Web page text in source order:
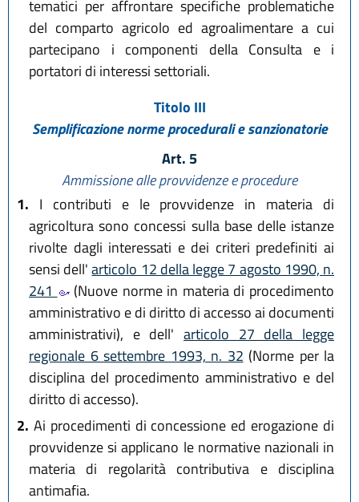
tematici per affrontare specifiche problematiche
del comparto agricolo ed agroalimentare a cui
partecipano i componenti della Consulta e i
portatori di interessi settoriali.
Titolo III
Semplificazione norme procedurali e sanzionatorie
Art. 5
Ammissione alle provvidenze e procedure
1. I contributi e le provvidenze in materia di
agricoltura sono concessi sulla base delle istanze
rivolte dagli interessati e dei criteri predefiniti ai
sensi dell'articolo 12 della legge 7 agosto 1990, n.
241
(Nuove norme in materia di procedimento
amministrativo e di diritto di accesso ai documenti
amministrativi), e dell' articolo 27 della legge
regionale 6 settembre 1993, n. 32 (Norme per la
disciplina del procedimento amministrativo e del
diritto di accesso).
2. Ai procedimenti di concessione ed erogazione di
provvidenze si applicano le normative nazionali in
materia di regolarità contributiva e disciplina
antimafia.